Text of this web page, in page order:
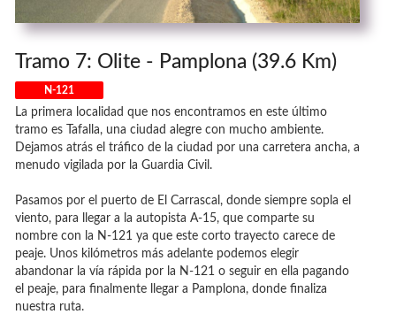
Tramo 7: Olite - Pamplona (39.6 Km)
N-121
La primera localidad que nos encontramos en este último
tramo es Tafalla, una ciudad alegre con mucho ambiente.
Dejamos atrás el tráfico de la ciudad por una carretera ancha, a
menudo vigilada por la Guardia Civil.
Pasamos por el puerto de El Carrascal, donde siempre sopla el
viento, para llegar a la autopista A-15, que comparte su
nombre con la N-121 ya que este corto trayecto carece de
peaje. Unos kilómetros más adelante podemos elegir
abandonar la vía rápida por la N-121 o seguir en ella pagando
el peaje, para finalmente llegar a Pamplona, donde finaliza
nuestra ruta.